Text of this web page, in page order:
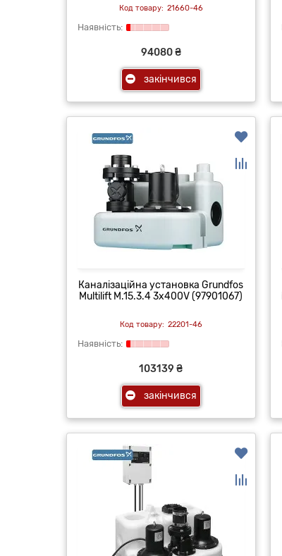
21660-46
94080 ₴
закінчився
Каналізаційна установка Grundfos
Multilift M.15.3.4 3x400V (97901067)
22201-46
103139 ₴
закінчився